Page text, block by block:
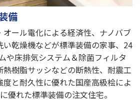
備
ール電化による経済性、ナノバブ
乾燥機などが標準装備の家事、24
や床排気システム＆除菌フィルタ
樹脂サッシなどの断熱性、耐震工
と耐久性に優れた国産高級桧によ
優れた標準装備の注文住宅。